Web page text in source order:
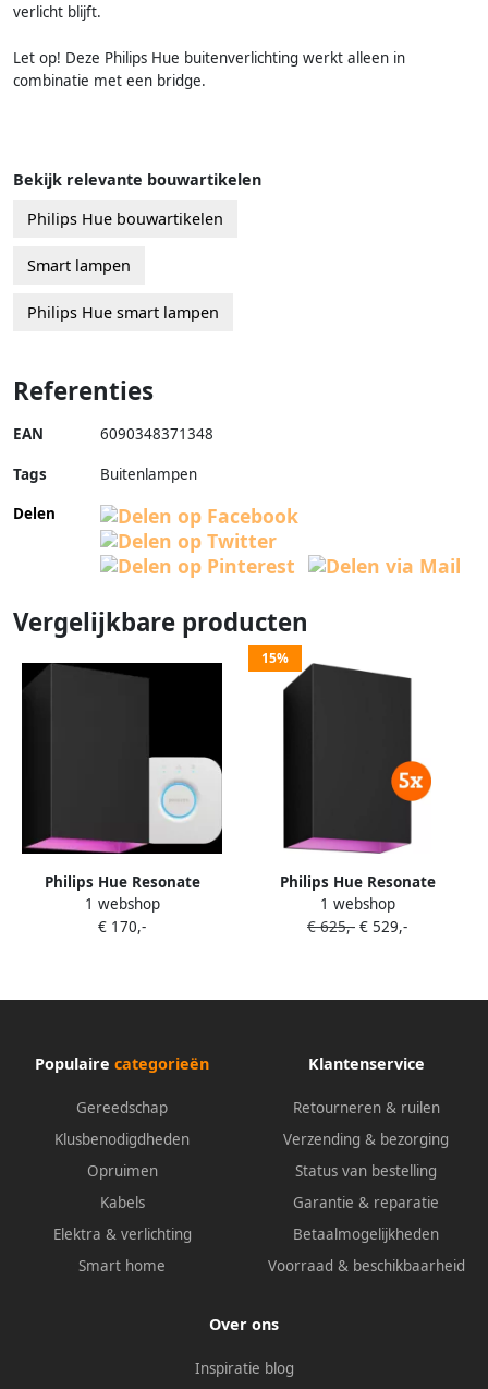
verlicht blijft.
Let op! Deze Philips Hue buitenverlichting werkt alleen in
combinatie met een bridge.
Bekijk relevante bouwartikelen
Philips Hue bouwartikelen
Smart lampen
Philips Hue smart lampen
Referenties
EAN 6090348371348
Tags
Buitenlampen
Delen
Vergelijkbare producten
Philips Hue Resonate
muurlamp White and Color
zwart + Bridge
1 webshop
€ 170,-
15%
Philips Hue Resonate
muurlamp White and Color
zwart 5-pack
1 webshop
€ 625,- € 529,-
Populaire categorieën
Gereedschap
Klusbenodigdheden
Opruimen
Kabels
Elektra & verlichting
Smart home
Klantenservice
Retourneren & ruilen
Verzending & bezorging
Status van bestelling
Garantie & reparatie
Betaalmogelijkheden
Voorraad & beschikbaarheid
Over ons
Inspiratie blog